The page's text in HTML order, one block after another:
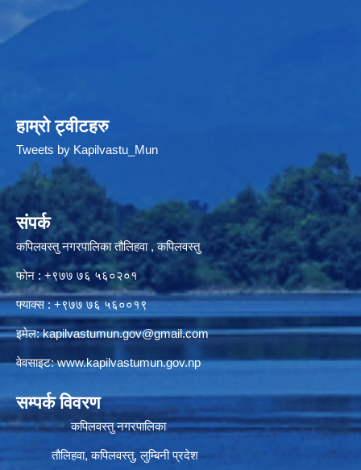
हाम्रो ट्वीटहरु
Tweets by Kapilvastu_Mun
संपर्क
कपिलवस्तु नगरपालिका तौलिहवा , कपिलवस्तु
फोन : +९७७ ७६ ५६०२०१
फ्याक्स : +९७७ ७६ ५६००१९
इमेल:kapilvastumun.gov@gmail.com
वेवसाइट:www.kapilvastumun.gov.np
सम्पर्क विवरण
कपिलवस्तु नगरपालिका
तौलिहवा, कपिलवस्तु, लुम्बिनी प्रदेश